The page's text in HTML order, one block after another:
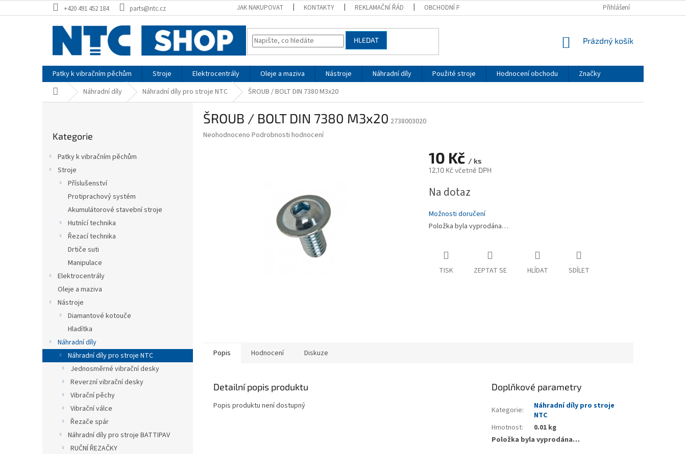
na
+420 491 452 184 parts@ntc.cz JAK NAKUPOVAT KONTAKTY REKLAMAČNÍ ŘÁD OBCHODNÍ PODMÍNKY PODMÍNKY OCHRANY OSOBNÍCH ÚDAJŮ
Přihlášení
HLEDAT
NÁKUPNÍ
Prázdný košík
Patky k vibračním pěchům Stroje Elektrocentrály Oleje a maziva Nástroje Náhradní díly Použité stroje Hodnocení obchodu
Značky
Domů Náhradní díly Náhradní díly pro stroje NTC ŠROUB / BOLT DIN 7380 M3x20
kategorie
Kategorie
Patky k vibračním pěchům
Stroje
Příslušenství
Protiprachový systém
Akumulátorové stavební stroje
Hutnící technika
Řezací technika
Drtiče suti
Manipulace
Elektrocentrály
Oleje a maziva
Nástroje
Diamantové kotouče
Hladítka
Náhradní díly
Náhradní díly pro stroje NTC
Jednosměrné vibrační desky
Reverzní vibrační desky
Vibrační pěchy
Vibrační válce
Řezače spár
Náhradní díly pro stroje BATTIPAV
RUČNÍ ŘEZAČKY
ŠROUB / BOLT DIN 7380 M3x20 2738003020
Průměrné
Neohodnoceno Podrobnosti hodnocení
10 Kč / ks
12,10 Kč včetně DPH
cena:
Na dotaz
Možnosti doručení
Položka byla vyprodána…
TISK ZEPTAT SE HLÍDAT SDÍLET
Popis Hodnocení Diskuze
Detailní popis produktu
Popis produktu není dostupný
Doplňkové parametry
Kategorie:
Náhradní díly pro stroje
NTC
Hmotnost:
0.01 kg
Položka byla vyprodána…